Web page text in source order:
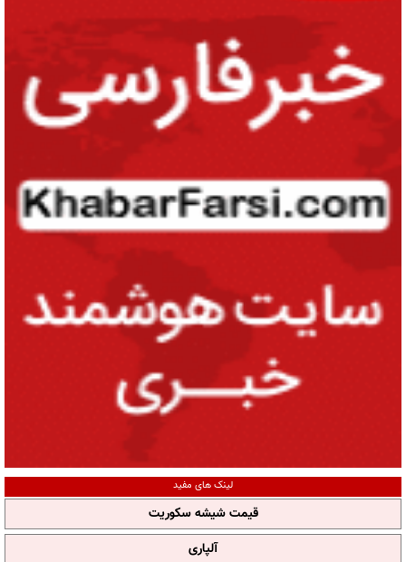
لینک های مفید
قیمت شیشه سکوریت
آلپاری